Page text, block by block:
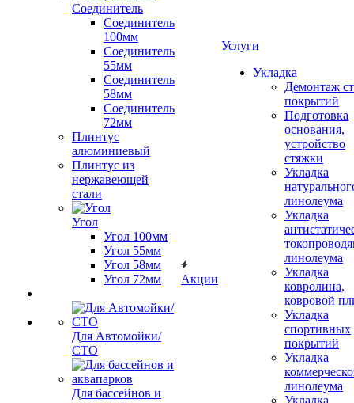
Соединитель
Соединитель
100мм
Соединитель
55мм
Соединитель
58мм
Соединитель
72мм
Плинтус
алюминиевый
Плинтус из
нержавеющей
стали
Угол
Угол 100мм
Угол 55мм
Угол 58мм
Угол 72мм
Для Автомойки/
СТО
Для бассейнов и
Акции
Услуги
Укладка
Демонтаж
покрытий
Подготовка
основания,
устройство
стяжки
Укладка
линолеума
Укладка
линолеума
Укладка
ковролина,
ковровой
Укладка
спортивных
покрытий
Укладка
линолеума
Укладка